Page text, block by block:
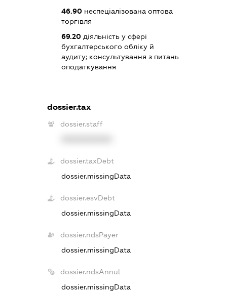
46.90неспеціалізована оптова
торгівля
69.20діяльність у сфері
бухгалтерського обліку й
аудиту; консультування з питань
оподаткування
dossier.tax
dossier.staff
dossier.taxDebt
dossier.missingData
dossier.esvDebt
dossier.missingData
dossier.ndsPayer
dossier.missingData
dossier.ndsAnnul
dossier.missingData